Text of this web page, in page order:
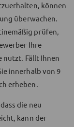
können
überwachen.
prüfen,
Ihre
nutzt. Fällt Ihnen
innerhalb von 9
erheben.
die neu
kann der